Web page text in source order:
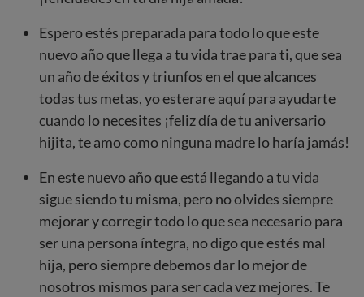
Espero estés preparada para todo lo que este
nuevo año que llega a tu vida trae para ti, que sea
un año de éxitos y triunfos en el que alcances
todas tus metas, yo esterare aquí para ayudarte
cuando lo necesites ¡feliz día de tu aniversario
hijita, te amo como ninguna madre lo haría jamás!
En este nuevo año que está llegando a tu vida
sigue siendo tu misma, pero no olvides siempre
mejorar y corregir todo lo que sea necesario para
ser una persona íntegra, no digo que estés mal
hija, pero siempre debemos dar lo mejor de
nosotros mismos para ser cada vez mejores. Te